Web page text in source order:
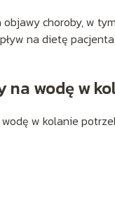
choroby, w
na dietę
na wodę w
w kolanie